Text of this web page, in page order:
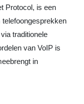
Protocol, is een
traditionele
van VoIP is
in